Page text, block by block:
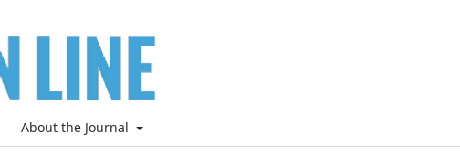
About the Journal